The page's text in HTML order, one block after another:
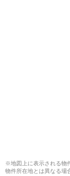
※地図上に表示される物
物件所在地とは異なる場